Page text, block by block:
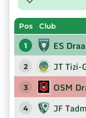
Pos Club
1 ES
2 JT Tizi-
3 OSM
4 JF